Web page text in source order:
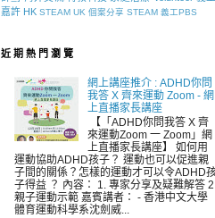
嘉許 HK STEAM UK 個案分享 STEAM 義工PBS
近 期 熱 門 瀏 覽
網上講座推介 : ADHD你問
我答 X 齊來運動 Zoom - 網
上直播家長講座
【「ADHD你問我答 X 齊
來運動Zoom 一 Zoom」網
上直播家長講座】 如何用
運動協助ADHD孩子？ 運動也可以促進親
子間的關係？怎樣的運動才可以令ADHD
子得益 ？ 內容： 1. 專家分享及疑難解答
親子運動示範 嘉賓講者： - 香港中文大學
體育運動科學系沈劍威...